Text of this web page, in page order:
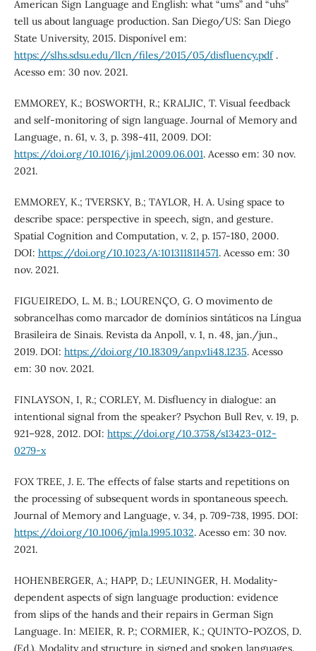
American Sign Language and English: what “ums” and “uhs”
tell us about language production. San Diego/US: San Diego
State University, 2015. Disponível em:
https://slhs.sdsu.edu/llcn/files/2015/05/disfluency.pdf.
Acesso em: 30 nov. 2021.
EMMOREY, K.; BOSWORTH, R.; KRALJIC, T. Visual feedback
and self-monitoring of sign language. Journal of Memory and
Language, n. 61, v. 3, p. 398-411, 2009. DOI:
https://doi.org/10.1016/j.jml.2009.06.001. Acesso em: 30 nov.
2021.
EMMOREY, K.; TVERSKY, B.; TAYLOR, H. A. Using space to
describe space: perspective in speech, sign, and gesture.
Spatial Cognition and Computation, v. 2, p. 157-180, 2000.
DOI: https://doi.org/10.1023/A:1013118114571. Acesso em: 30
nov. 2021.
FIGUEIREDO, L. M. B.; LOURENÇO, G. O movimento de
sobrancelhas como marcador de domínios sintáticos na Língua
Brasileira de Sinais. Revista da Anpoll, v. 1, n. 48, jan./jun.,
2019. DOI: https://doi.org/10.18309/anp.v1i48.1235. Acesso
em: 30 nov. 2021.
FINLAYSON, I, R.; CORLEY, M. Disfluency in dialogue: an
intentional signal from the speaker? Psychon Bull Rev, v. 19, p.
921–928, 2012. DOI: https://doi.org/10.3758/s13423-012-
0279-x
FOX TREE, J. E. The effects of false starts and repetitions on
the processing of subsequent words in spontaneous speech.
Journal of Memory and Language, v. 34, p. 709-738, 1995. DOI:
https://doi.org/10.1006/jmla.1995.1032. Acesso em: 30 nov.
2021.
HOHENBERGER, A.; HAPP, D.; LEUNINGER, H. Modality-
dependent aspects of sign language production: evidence
from slips of the hands and their repairs in German Sign
Language. In: MEIER, R. P.; CORMIER, K.; QUINTO-POZOS, D.
(Ed.). Modality and structure in signed and spoken languages.